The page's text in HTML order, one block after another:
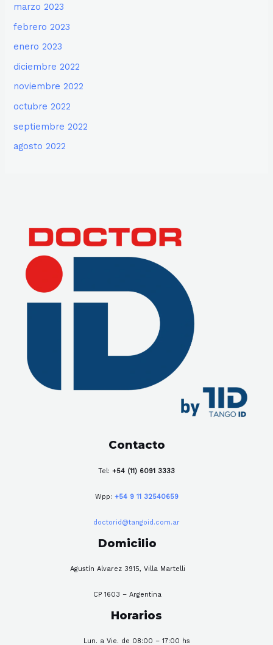
marzo 2023
febrero 2023
enero 2023
diciembre 2022
noviembre 2022
octubre 2022
septiembre 2022
agosto 2022
Contacto
Tel: +54 (11) 6091 3333
Wpp: +54 9 11 32540659
doctorid@tangoid.com.ar
Domicilio
Agustín Alvarez 3915, Villa Martelli
CP 1603 – Argentina
Horarios
Lun. a Vie. de 08:00 – 17:00 hs